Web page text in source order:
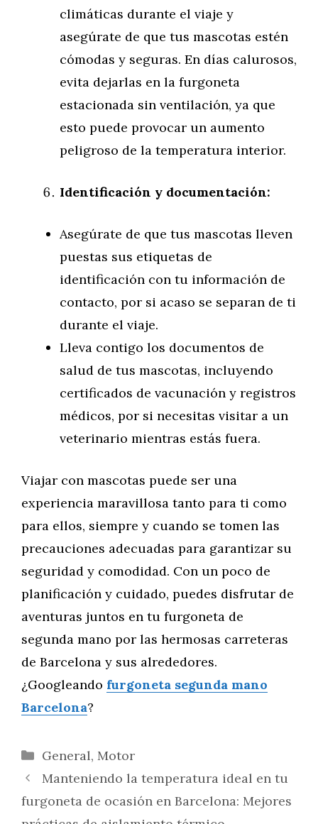
climáticas durante el viaje y
asegúrate de que tus mascotas estén
cómodas y seguras. En días calurosos,
evita dejarlas en la furgoneta
estacionada sin ventilación, ya que
esto puede provocar un aumento
peligroso de la temperatura interior.
Identificación y documentación:
Asegúrate de que tus mascotas lleven
puestas sus etiquetas de
identificación con tu información de
contacto, por si acaso se separan de ti
durante el viaje.
Lleva contigo los documentos de
salud de tus mascotas, incluyendo
certificados de vacunación y registros
médicos, por si necesitas visitar a un
veterinario mientras estás fuera.
Viajar con mascotas puede ser una
experiencia maravillosa tanto para ti como
para ellos, siempre y cuando se tomen las
precauciones adecuadas para garantizar su
seguridad y comodidad. Con un poco de
planificación y cuidado, puedes disfrutar de
aventuras juntos en tu furgoneta de
segunda mano por las hermosas carreteras
de Barcelona y sus alrededores.
¿Googleando furgoneta segunda mano
Barcelona?
Categorías
General, Motor
Manteniendo la temperatura ideal en tu
furgoneta de ocasión en Barcelona: Mejores